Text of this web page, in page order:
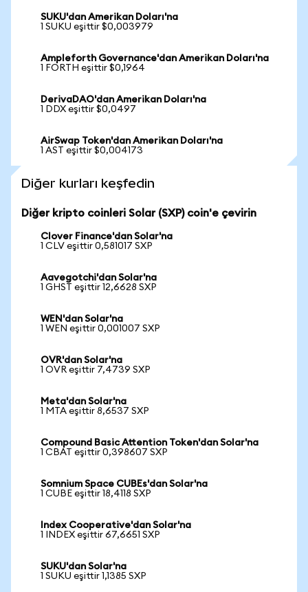
SUKU'dan Amerikan Doları'na
1 SUKU eşittir $0,003979
Ampleforth Governance'dan Amerikan Doları'na
1 FORTH eşittir $0,1964
DerivaDAO'dan Amerikan Doları'na
1 DDX eşittir $0,0497
AirSwap Token'dan Amerikan Doları'na
1 AST eşittir $0,004173
Diğer kurları keşfedin
Diğer kripto coinleri Solar (SXP) coin'e çevirin
Clover Finance'dan Solar'na
1 CLV eşittir 0,581017 SXP
Aavegotchi'dan Solar'na
1 GHST eşittir 12,6628 SXP
WEN'dan Solar'na
1 WEN eşittir 0,001007 SXP
OVR'dan Solar'na
1 OVR eşittir 7,4739 SXP
Meta'dan Solar'na
1 MTA eşittir 8,6537 SXP
Compound Basic Attention Token'dan Solar'na
1 CBAT eşittir 0,398607 SXP
Somnium Space CUBEs'dan Solar'na
1 CUBE eşittir 18,4118 SXP
Index Cooperative'dan Solar'na
1 INDEX eşittir 67,6651 SXP
SUKU'dan Solar'na
1 SUKU eşittir 1,1385 SXP